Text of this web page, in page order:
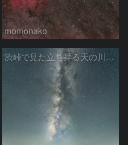
momonako
渋峠で見た立ち昇る天の川銀河